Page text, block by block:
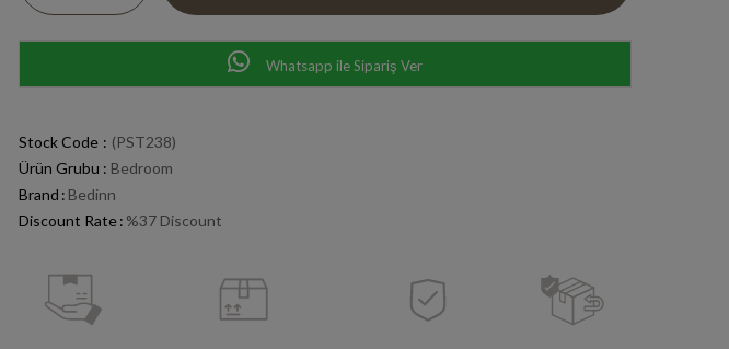
Whatsapp ile Sipariş Ver
Stock Code
(PST238)
Ürün Grubu : Bedroom
Brand : Bedinn
Discount Rate: %37 Discount